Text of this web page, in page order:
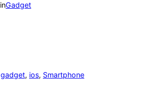
inGadget
gadget, ios, Smartphone